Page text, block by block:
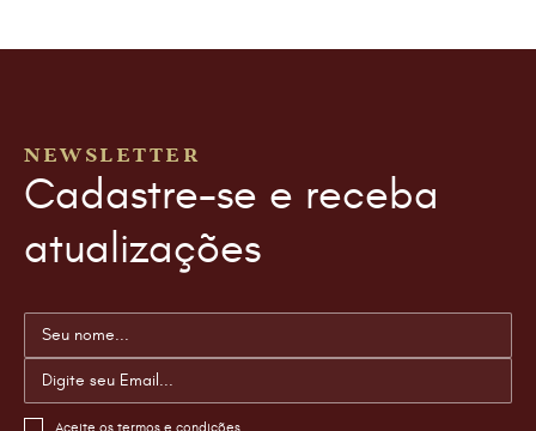
NEWSLETTER
Cadastre-se e receba
atualizações
Aceite os termos e condições